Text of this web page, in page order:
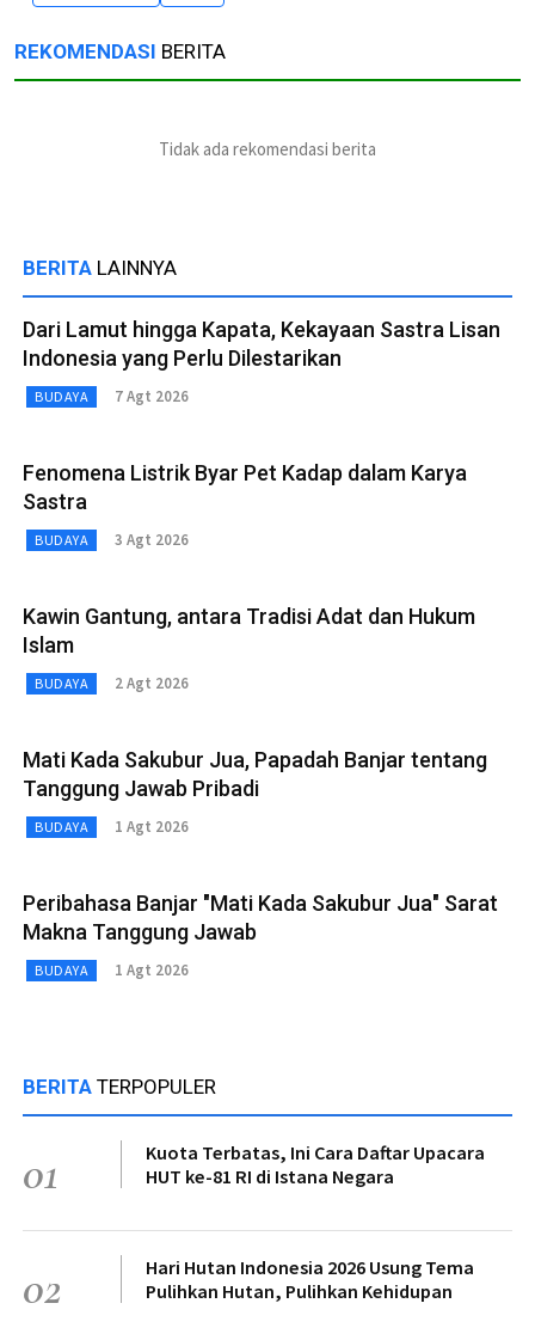
REKOMENDASI BERITA
Tidak ada rekomendasi berita
BERITA LAINNYA
Dari Lamut hingga Kapata, Kekayaan Sastra Lisan
Indonesia yang Perlu Dilestarikan
BUDAYA 7 Agt 2026
Fenomena Listrik Byar Pet Kadap dalam Karya
Sastra
BUDAYA 3 Agt 2026
Kawin Gantung, antara Tradisi Adat dan Hukum
Islam
BUDAYA 2 Agt 2026
Mati Kada Sakubur Jua, Papadah Banjar tentang
Tanggung Jawab Pribadi
BUDAYA 1 Agt 2026
Peribahasa Banjar "Mati Kada Sakubur Jua" Sarat
Makna Tanggung Jawab
BUDAYA 1 Agt 2026
BERITA TERPOPULER
01
Kuota Terbatas, Ini Cara Daftar Upacara
HUT ke-81 RI di Istana Negara
02
Hari Hutan Indonesia 2026 Usung Tema
Pulihkan Hutan, Pulihkan Kehidupan